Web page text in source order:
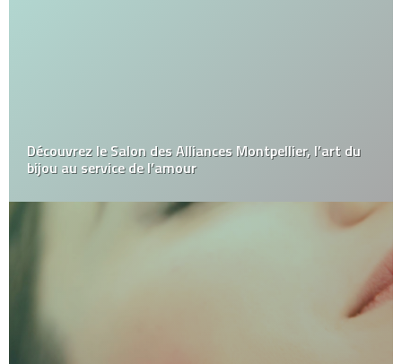
Découvrez le Salon des Alliances Montpellier, l’art du
bijou au service de l’amour